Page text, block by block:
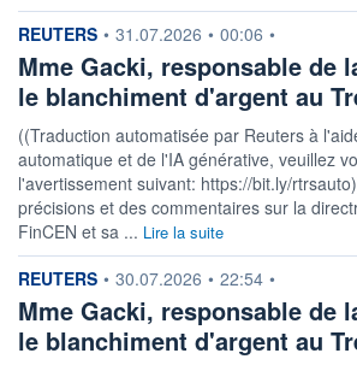
information fournie par
REUTERS • 31.07.2026 • 00:06 •
Mme Gacki, responsable de
le blanchiment d'argent au
((Traduction automatisée par Reuters à
automatique et de l'IA générative, veuillez
l'avertissement suivant: https://bit.ly/
précisions et des commentaires sur la
FinCEN et sa ... Lire la suite
information fournie par
REUTERS • 30.07.2026 • 22:54 •
Mme Gacki, responsable de
le blanchiment d'argent au